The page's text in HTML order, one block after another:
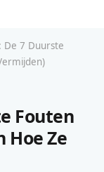
De 7 Duurste
Fouten
Hoe Ze